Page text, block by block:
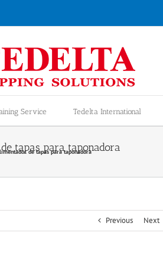
Service Tedelta International
tapas para taponadora
de tapas para taponadora
Previous Next